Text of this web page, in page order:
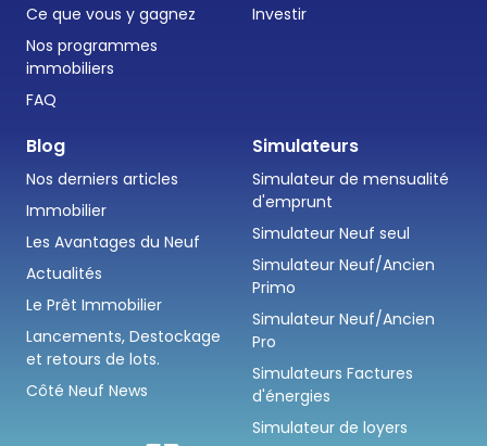
Ce que vous y gagnez
Nos programmes
immobiliers
FAQ
Investir
Blog
Nos derniers articles
Immobilier
Les Avantages du Neuf
Actualités
Le Prêt Immobilier
Lancements, Destockage
et retours de lots.
Côté Neuf News
Simulateurs
Simulateur de mensualité
d'emprunt
Simulateur Neuf seul
Simulateur Neuf/Ancien
Primo
Simulateur Neuf/Ancien
Pro
Simulateurs Factures
d'énergies
Simulateur de loyers